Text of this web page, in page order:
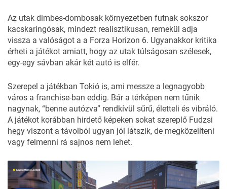
Az utak dimbes-dombosak környezetben futnak sokszor
kacskaringósak, mindezt realisztikusan, remekül adja
vissza a valóságot a a Forza Horizon 6. Ugyanakkor kritika
érheti a játékot amiatt, hogy az utak túlságosan szélesek,
egy-egy sávban akár két autó is elfér.
Szerepel a játékban Tokió is, ami messze a legnagyobb
város a franchise-ban eddig. Bár a térképen nem tűnik
nagynak, “benne autózva” rendkívül sűrű, életteli és vibráló.
A játékot korábban hirdető képeken sokat szereplő Fudzsi
hegy viszont a távolból ugyan jól látszik, de megközelíteni
vagy felmenni rá sajnos nem lehet.